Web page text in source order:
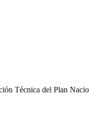
Técnica del Plan